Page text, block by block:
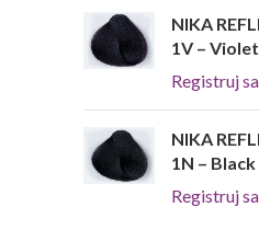
NIKA
1V –
Registruj sa
NIKA
1N – Black
Registruj sa